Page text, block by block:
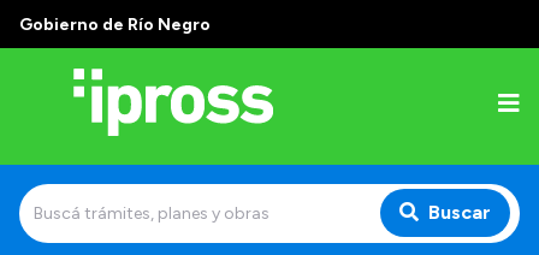
Gobierno de Río Negro
Buscar